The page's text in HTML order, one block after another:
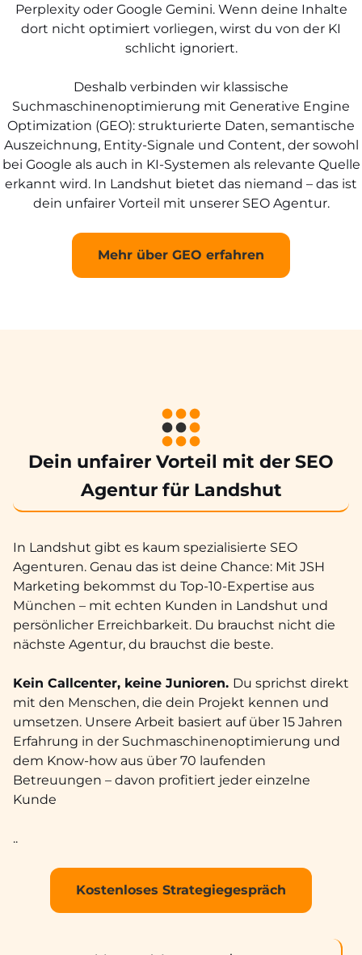
Perplexity oder Google Gemini. Wenn deine Inhalte
dort nicht optimiert vorliegen, wirst du von der KI
schlicht ignoriert.
Deshalb verbinden wir klassische
Suchmaschinenoptimierung mit Generative Engine
Optimization (GEO): strukturierte Daten, semantische
Auszeichnung, Entity-Signale und Content, der sowohl
bei Google als auch in KI-Systemen als relevante Quelle
erkannt wird. In Landshut bietet das niemand – das ist
dein unfairer Vorteil mit unserer SEO Agentur.
Mehr über GEO erfahren
Dein unfairer Vorteil mit der SEO
Agentur für Landshut
In Landshut gibt es kaum spezialisierte SEO
Agenturen. Genau das ist deine Chance: Mit JSH
Marketing bekommst du Top-10-Expertise aus
München – mit echten Kunden in Landshut und
persönlicher Erreichbarkeit. Du brauchst nicht die
nächste Agentur, du brauchst die beste.
Kein Callcenter, keine Junioren. Du sprichst direkt
mit den Menschen, die dein Projekt kennen und
umsetzen. Unsere Arbeit basiert auf über 15 Jahren
Erfahrung in der Suchmaschinenoptimierung und
dem Know-how aus über 70 laufenden
Betreuungen – davon profitiert jeder einzelne
Kunde
..
Kostenloses Strategiegespräch